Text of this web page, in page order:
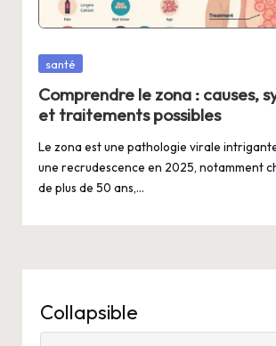
Posted
santé
Comprendre le zona : causes,
et traitements possibles
Le zona est une pathologie virale
une recrudescence en 2025, notamment
de plus de 50 ans,…
Collapsible